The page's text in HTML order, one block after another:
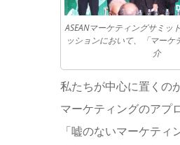
ASEANマーケティングサミッ
ッションにおいて、「マーケ
介
私たちが中心に置くの
マーケティングのアプ
「嘘のないマーケティ